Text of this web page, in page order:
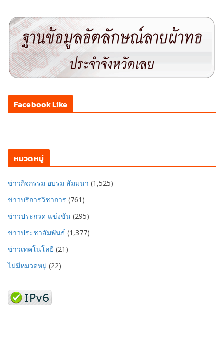
Facebook Like
หมวดหมู่
ข่าวกิจกรรม อบรม สัมมนา (1,525)
ข่าวบริการวิชาการ (761)
ข่าวประกวด แข่งขัน (295)
ข่าวประชาสัมพันธ์ (1,377)
ข่าวเทคโนโลยี (21)
ไม่มีหมวดหมู่ (22)